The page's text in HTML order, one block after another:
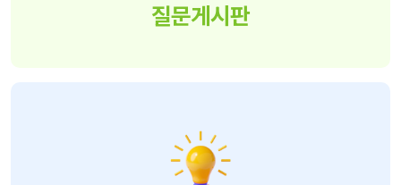
질문게시판